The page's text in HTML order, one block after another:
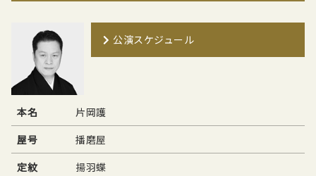
公演スケジュール
本名
片岡護
屋号
播磨屋
定紋
揚羽蝶